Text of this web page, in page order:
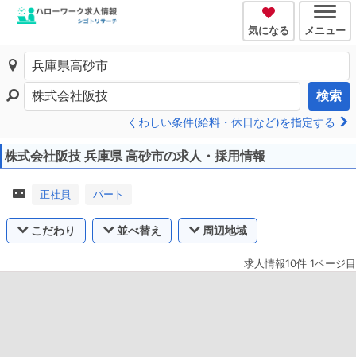
気になる メニュー
検索
くわしい条件(給料・休日など)を指定する
株式会社阪技 兵庫県 高砂市の求人・採用情報
正社員 パート
こだわり 並べ替え 周辺地域
求人情報10件 1ページ目